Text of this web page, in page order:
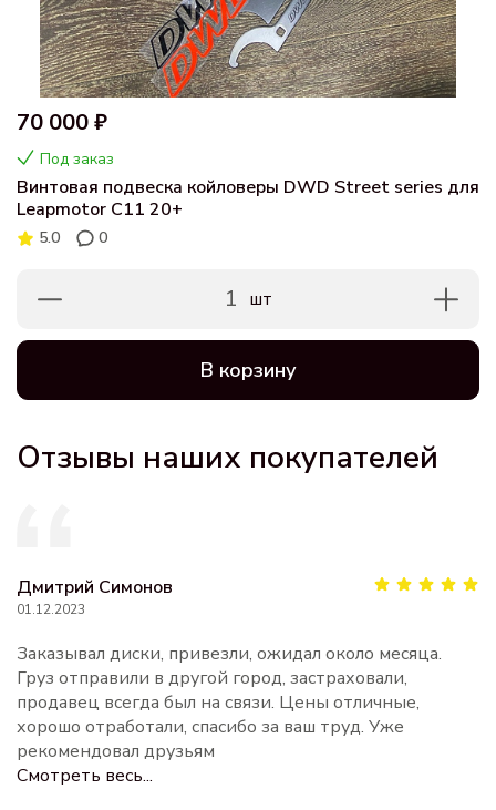
70 000 ₽
Под заказ
Винтовая подвеска койловеры DWD Street series для
Leapmotor C11 20+
5.0 0
1 шт
В корзину
Отзывы наших покупателей
Дмитрий Симонов
01.12.2023
Заказывал диски, привезли, ожидал около месяца.
Груз отправили в другой город, застраховали,
продавец всегда был на связи. Цены отличные,
хорошо отработали, спасибо за ваш труд. Уже
рекомендовал друзьям
Смотреть весь...